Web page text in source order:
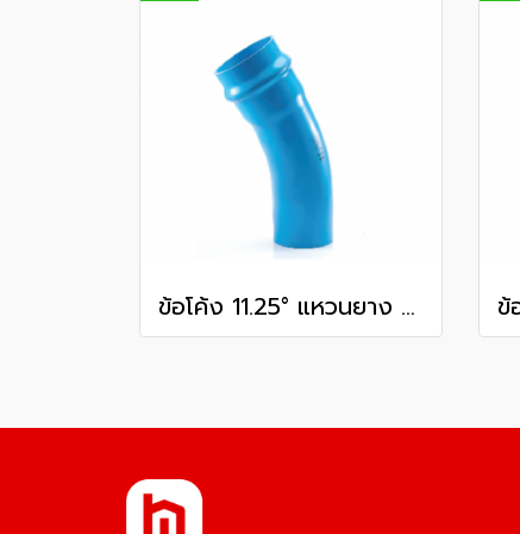
ข้อโค้ง 11.25° แหวนยาง ES1 SCG ขนาด 400 มม. (16 นิ้ว ) ชั้น 13.5